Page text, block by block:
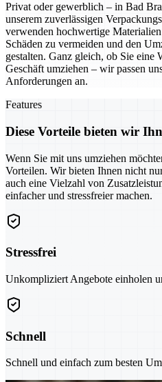
Privat oder gewerblich – in Bad
unserem zuverlässigen
verwenden hochwertige
Schäden zu vermeiden und den
gestalten. Ganz gleich, ob Sie eine
Geschäft umziehen – wir passen
Anforderungen an.
Features
Diese Vorteile bieten wir
Wenn Sie mit uns umziehen
Vorteilen. Wir bieten Ihnen nicht
auch eine Vielzahl von
einfacher und stressfreier machen.
Stressfrei
Unkompliziert Angebote einholen
Schnell
Schnell und einfach zum besten